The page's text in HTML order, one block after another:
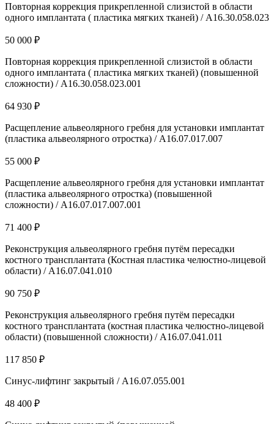
Повторная коррекция прикрепленной слизистой в области
одного имплантата ( пластика мягких тканей) / A16.30.058.023
50 000 ₽
Повторная коррекция прикрепленной слизистой в области
одного имплантата ( пластика мягких тканей) (повышенной
сложности) / A16.30.058.023.001
64 930 ₽
Расщепление альвеолярного гребня для установки имплантат
(пластика альвеолярного отростка) / А16.07.017.007
55 000 ₽
Расщепление альвеолярного гребня для установки имплантат
(пластика альвеолярного отростка) (повышенной
сложности) / А16.07.017.007.001
71 400 ₽
Реконструкция альвеолярного гребня путём пересадки
костного трансплантата (Костная пластика челюстно-лицевой
области) / A16.07.041.010
90 750 ₽
Реконструкция альвеолярного гребня путём пересадки
костного трансплантата (костная пластика челюстно-лицевой
области) (повышенной сложности) / A16.07.041.011
117 850 ₽
Синус-лифтинг закрытый / А16.07.055.001
48 400 ₽